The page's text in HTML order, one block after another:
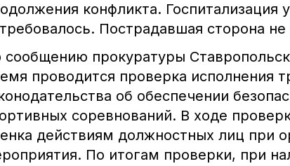
конфликта. Госпитализация
Пострадавшая сторона
сообщению прокуратуры
проводится проверка исполнения
об обеспечении
соревнований. В ходе
действиям должностных лиц при
По итогам проверки, при